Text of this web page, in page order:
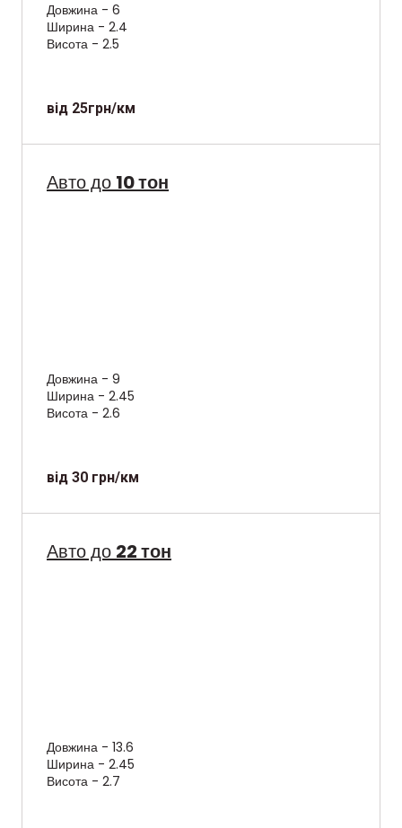
Довжина - 6
Ширина - 2.4
Висота - 2.5
від 25грн/км
Авто до 10 тон
Довжина - 9
Ширина - 2.45
Висота - 2.6
від 30 грн/км
Авто до 22 тон
Довжина - 13.6
Ширина - 2.45
Висота - 2.7